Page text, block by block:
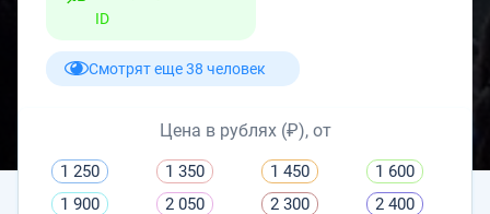
ID
Смотрят еще 38 человек
Цена в рублях (₽), от
1 250 1 350 1 450
1 600
1 900
2 050 2 300 2 400